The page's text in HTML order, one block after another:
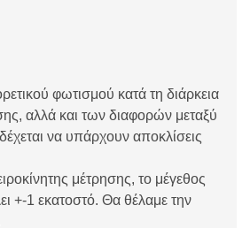
φωτισμού κατά τη διάρκεια
αλλά και των διαφορών μεταξύ
να υπάρχουν αποκλίσεις
μέτρησης, το μέγεθος
+-1 εκατοστό. Θα θέλαμε την